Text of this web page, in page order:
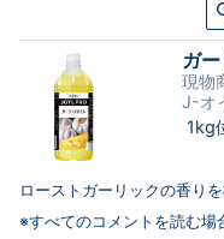
ガ
現物
J-オ
1kg
ローストガーリックの香り
※すべてのコメントを読む場